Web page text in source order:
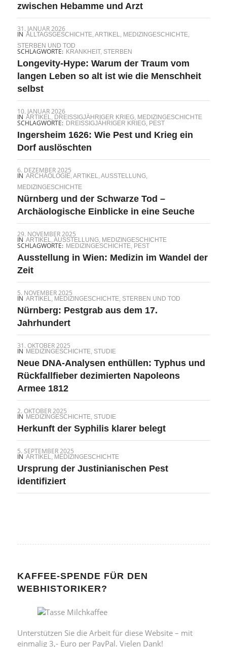
zwischen Hebamme und Arzt
31. JANUAR 2026
IN ALLTAGSGESCHICHTE, ARTIKEL MEDIZINGESCHICHTE,
STERBEN UND TOD
SCHLAGWORTE: KRANKHEIT, STERBEN
Longevity-Hype: Warum der Traum vom
langen Leben so alt ist wie die Menschheit
selbst
10. JANUAR 2026
IN ARTIKEL DREISSIGJÄHRIGER KRIEG , MEDIZINGESCHICHTE
SCHLAGWORTE: DREISSIGJÄHRIGER KRIEG , PEST
Ingersheim 1626: Wie Pest und Krieg ein
Dorf auslöschten
6. DEZEMBER 2025
IN ARCHÄOLOGIE, ARTIKEL AUSSTELLUNG,
MEDIZINGESCHICHTE
Nürnberg und der Schwarze Tod –
Archäologische Einblicke in eine Seuche
29. NOVEMBER 2025
IN ARTIKEL AUSSTELLUNG, MEDIZINGESCHICHTE
SCHLAGWORTE: MEDIZINGESCHICHTE, PEST
Ausstellung in Wien: Medizin im Wandel der
Zeit
5. NOVEMBER 2025
IN ARTIKEL MEDIZINGESCHICHTE, STERBEN UND TOD
Nürnberg: Pestgrab aus dem 17.
Jahrhundert
31. OKTOBER 2025
IN MEDIZINGESCHICHTE, STUDIE
Neue DNA-Analysen enthüllen: Typhus und
Rückfallfieber dezimierten Napoleons
Armee 1812
2. OKTOBER 2025
IN MEDIZINGESCHICHTE, STUDIE
Herkunft der Syphilis klarer belegt
5. SEPTEMBER 2025
IN ARTIKEL MEDIZINGESCHICHTE
Ursprung der Justinianischen Pest
identifiziert
KAFFEE-SPENDE FÜR DEN
WEBHISTORIKER?
Unterstützen Sie die Arbeit für diese Website – mit
einmalig 3,- Euro per PayPal. Vielen Dank!